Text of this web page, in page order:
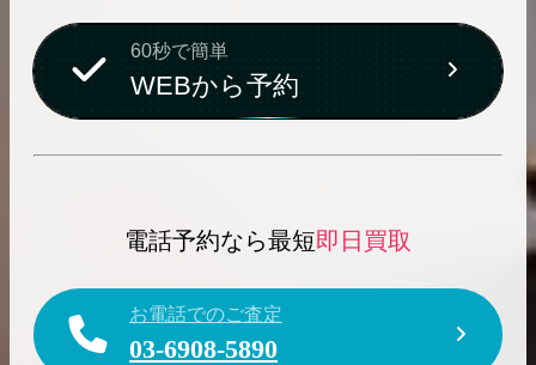
60秒で簡単
WEBから予約
電話予約なら最短即日買取
お電話でのご査定
03-6908-5890